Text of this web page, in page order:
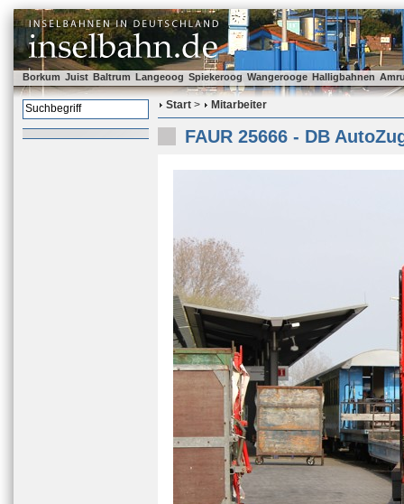
Borkum Juist Baltrum Langeoog Spiekeroog Wangerooge Halligbahnen
Start > Mitarbeiter
FAUR 25666 - DB